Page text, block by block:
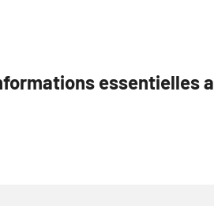
essentielles